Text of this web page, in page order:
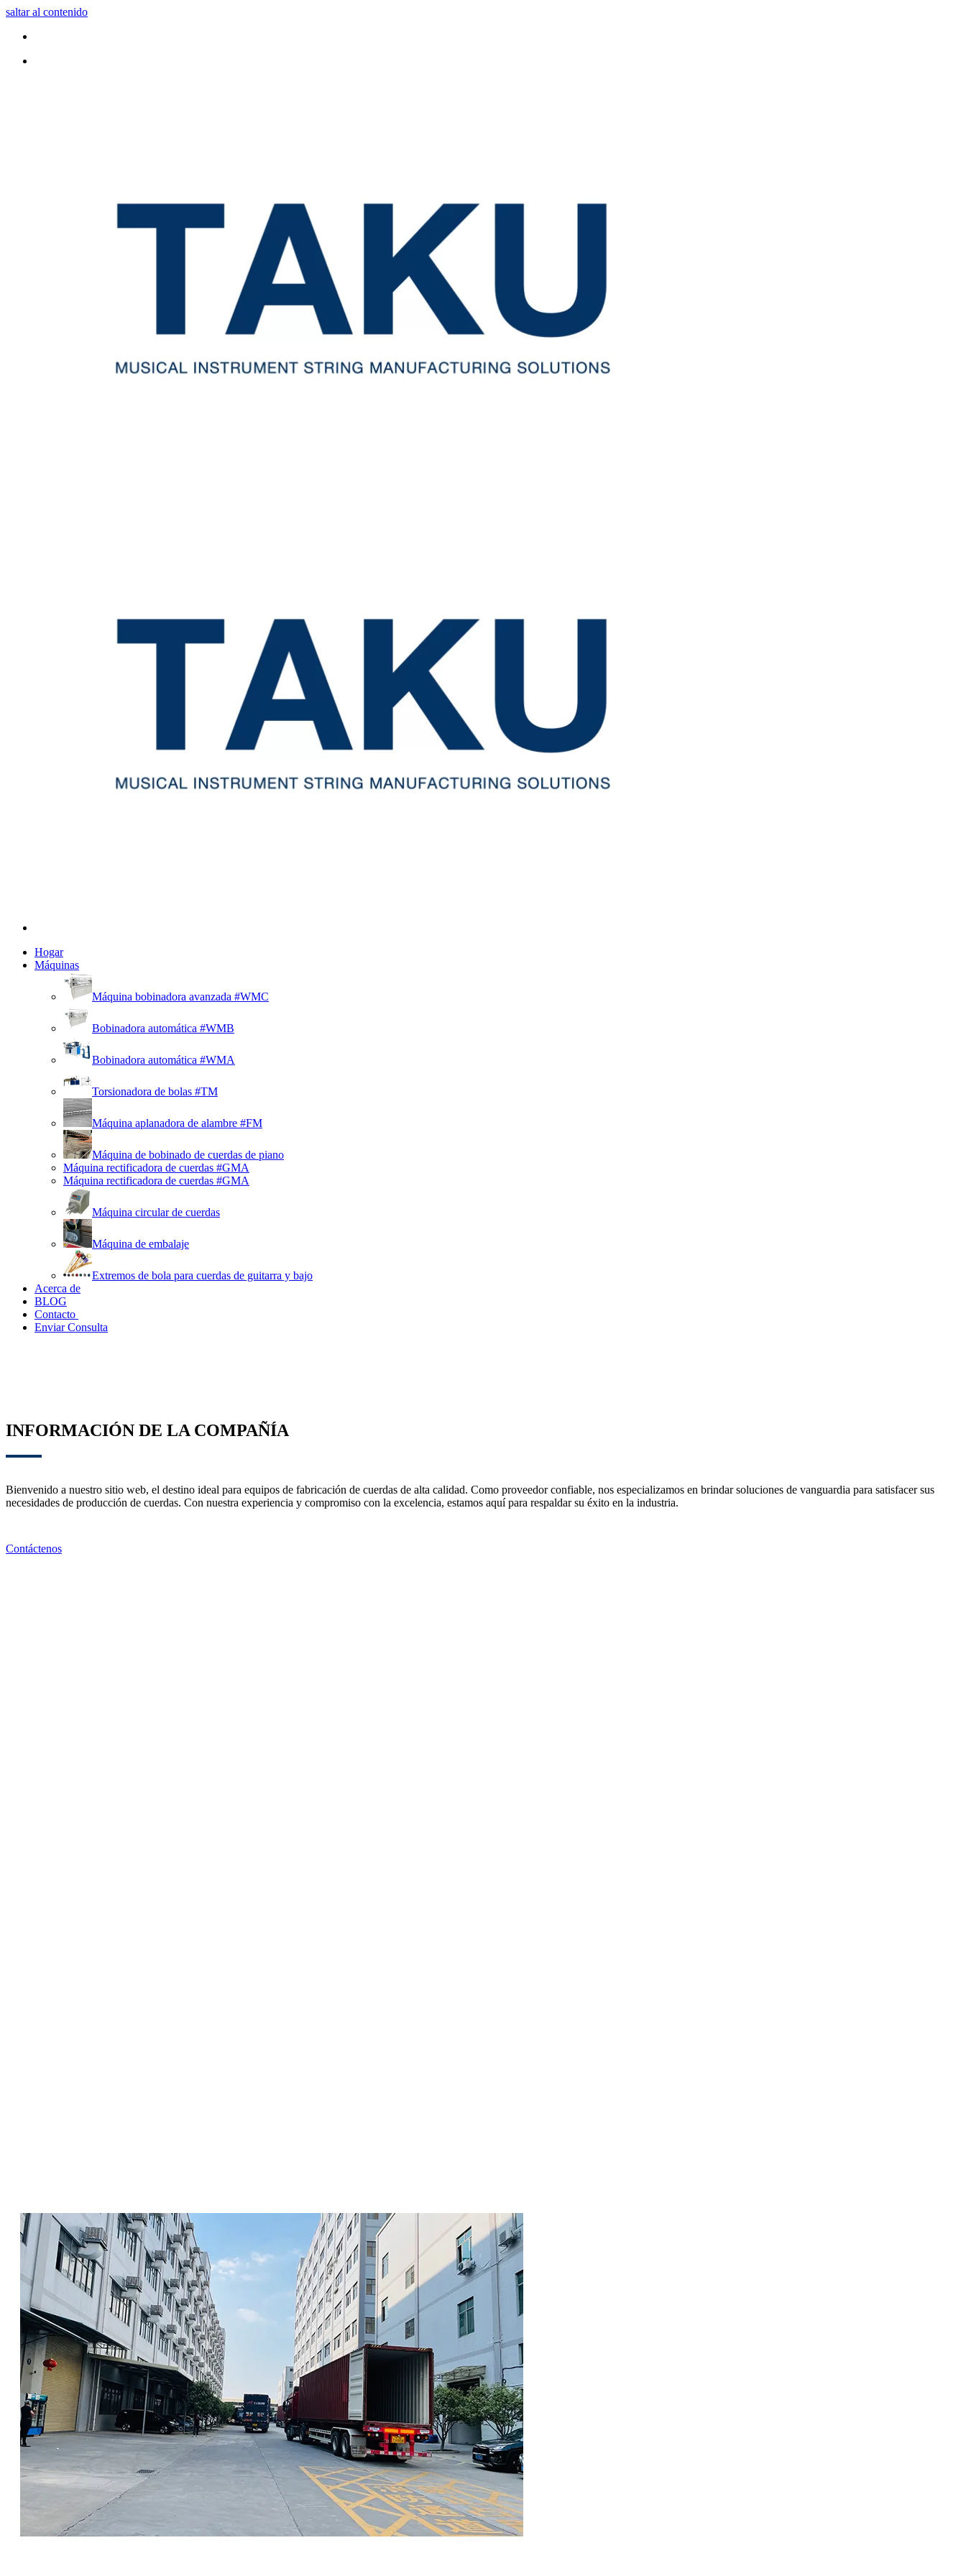
saltar al contenido
Hogar
Máquinas
Máquina bobinadora avanzada #WMC
Bobinadora automática #WMB
Bobinadora automática #WMA
Torsionadora de bolas #TM
Máquina aplanadora de alambre #FM
Máquina de bobinado de cuerdas de piano
Máquina rectificadora de cuerdas #GMA
Máquina rectificadora de cuerdas #GMA
Máquina circular de cuerdas
Máquina de embalaje
Extremos de bola para cuerdas de guitarra y bajo
Acerca de
BLOG
Contacto
Enviar Consulta
INFORMACIÓN DE LA COMPAÑÍA
Bienvenido a nuestro sitio web, el destino ideal para equipos de fabricación de cuerdas de alta calidad. Como proveedor confiable, nos especializamos en brindar soluciones de vanguardia para satisfacer sus
necesidades de producción de cuerdas. Con nuestra experiencia y compromiso con la excelencia, estamos aquí para respaldar su éxito en la industria.
Contáctenos